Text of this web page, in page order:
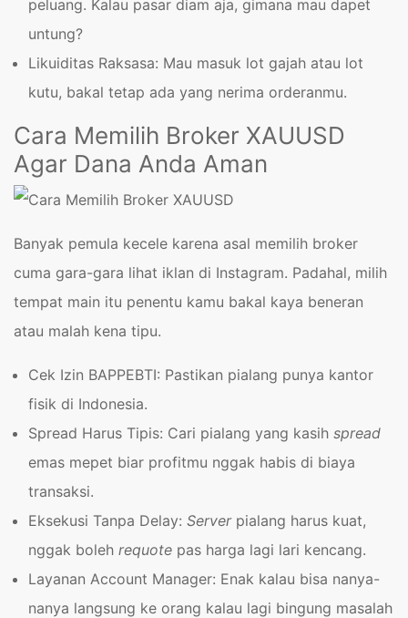
peluang. Kalau pasar diam aja, gimana mau dapet
untung?
Likuiditas Raksasa: Mau masuk lot gajah atau lot
kutu, bakal tetap ada yang nerima orderanmu.
Cara Memilih Broker XAUUSD
Agar Dana Anda Aman
Banyak pemula kecele karena asal memilih broker
cuma gara-gara lihat iklan di Instagram. Padahal, milih
tempat main itu penentu kamu bakal kaya beneran
atau malah kena tipu.
Cek Izin BAPPEBTI: Pastikan pialang punya kantor
fisik di Indonesia.
Spread Harus Tipis: Cari pialang yang kasih spread
emas mepet biar profitmu nggak habis di biaya
transaksi.
Eksekusi Tanpa Delay: Serverpialang harus kuat,
nggak boleh requote pas harga lagi lari kencang.
Layanan Account Manager: Enak kalau bisa nanya-
nanya langsung ke orang kalau lagi bingung masalah